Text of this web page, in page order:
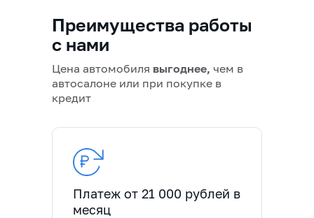
Преимущества работы
с нами
Цена автомобиля выгоднее, чем в
автосалоне или при покупке в
кредит
Платеж от 21 000 рублей в
месяц